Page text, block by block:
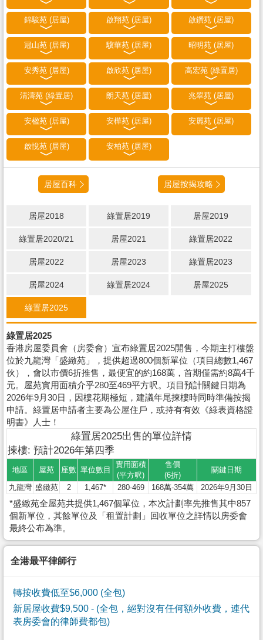
錦駿苑 (居屋) 啟翔苑 (居屋) 啟鑽苑 (居屋)
冠山苑 (居屋) 驥華苑 (居屋) 昭明苑 (居屋)
安秀苑 (居屋) 啟欣苑 (居屋) 高宏苑 (綠置居)
清濤苑 (綠置居) 朗天苑 (居屋) 兆翠苑 (居屋)
安楹苑 (居屋) 安樺苑 (居屋) 安麗苑 (居屋)
啟悅苑 (居屋) 安柏苑 (居屋)
居屋百科 居屋按揭攻略
居屋2018 綠置居2019 居屋2019
綠置居2020/21 居屋2021 綠置居2022
居屋2022 居屋2023 綠置居2023
居屋2024 綠置居2024 居屋2025
綠置居2025
綠置居2025
香港房屋委員會（房委會）宣布綠置居2025開售，今期主打樓盤
位於九龍灣「盛緻苑」，提供超過800個新單位（項目總數1,467
伙），會以市價6折推售，最便宜的約168萬，首期僅需約8萬4千
元。屋苑實用面積介乎280至469平方呎。項目預計關鍵日期為
2026年9月30日，因樓花期極短，建議年尾揀樓時同時準備按揭
申請。綠置居申請者主要為公屋住戶，或持有有效《綠表資格證
明書》人士！
綠置居2025出售的單位詳情
揀樓: 預計2026年第四季
地區 屋苑 座數 單位數目
實用面積
(平方呎)
售價
(6折)
關鍵日期
九龍灣 盛緻苑 2 1,467* 280-469 168萬-354萬 2026年9月30日
*盛緻苑全屋苑共提供1,467個單位，本次計劃率先推售其中857
個新單位，其餘單位及「租置計劃」回收單位之詳情以房委會
最終公布為準。
全港最平律師行
轉按收費低至$6,000 (全包)
新居屋收費$9,500 - (全包，絕對沒有任何額外收費，連代
表房委會的律師費都包)